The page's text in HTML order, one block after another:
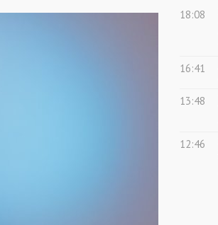
18:08
16:41
13:48
12:46